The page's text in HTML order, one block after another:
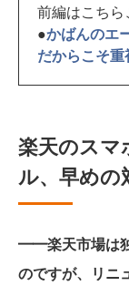
前編はこちら
●かばんのエ
だからこそ
楽天のスマ
ル、早めの
━━楽天市場は
のですが、リニ